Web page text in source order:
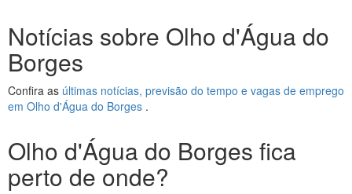
Notícias sobre Olho d'Água do
Borges
Confira as últimas notícias, previsão do tempo e vagas de emprego
em Olho d'Água do Borges .
Olho d'Água do Borges fica
perto de onde?